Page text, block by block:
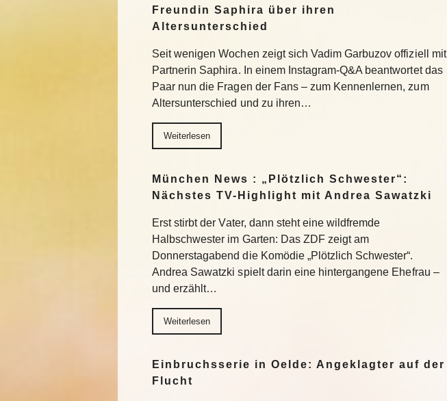
Freundin Saphira über ihren
Altersunterschied
Seit wenigen Wochen zeigt sich Vadim Garbuzov offiziell mit
Partnerin Saphira. In einem Instagram-Q&A beantwortet das
Paar nun die Fragen der Fans – zum Kennenlernen, zum
Altersunterschied und zu ihren…
Weiterlesen
München News : „Plötzlich Schwester“:
Nächstes TV-Highlight mit Andrea Sawatzki
Erst stirbt der Vater, dann steht eine wildfremde
Halbschwester im Garten: Das ZDF zeigt am
Donnerstagabend die Komödie „Plötzlich Schwester“.
Andrea Sawatzki spielt darin eine hintergangene Ehefrau –
und erzählt…
Weiterlesen
Einbruchsserie in Oelde: Angeklagter auf der
Flucht